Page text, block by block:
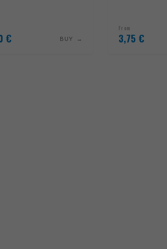
€ BUY
From
3,75 €